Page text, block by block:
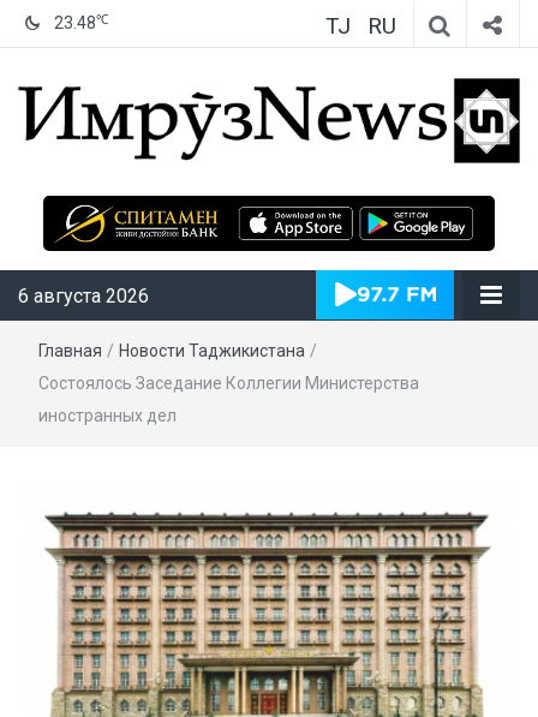
23.48℃ TJ RU
ИмрӯзNews
6 августа 2026
Главная / Новости Таджикистана /
Состоялось Заседание Коллегии Министерства
иностранных дел